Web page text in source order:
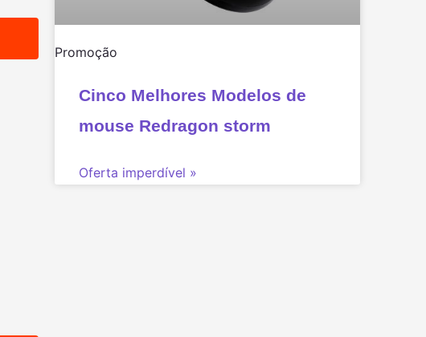
Promoção
Cinco Melhores Modelos de
mouse Redragon storm
Oferta imperdível »